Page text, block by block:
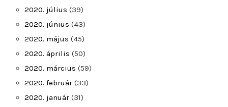
2020. július (39)
2020. június (43)
2020. május (45)
2020. április (50)
2020. március (59)
2020. február (33)
2020. január (31)